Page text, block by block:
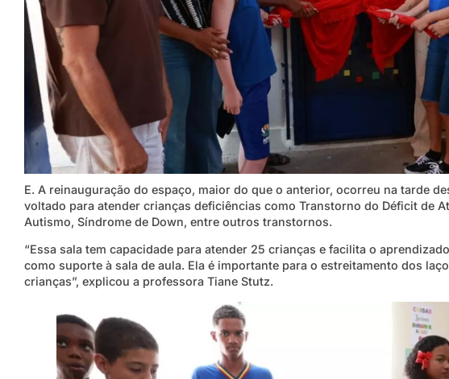
E. A reinauguração do espaço, maior do que o anterior, ocorreu na tarde
voltado para atender crianças deficiências como Transtorno do Déficit de
Autismo, Síndrome de Down, entre outros transtornos.
“Essa sala tem capacidade para atender 25 crianças e facilita o
como suporte à sala de aula. Ela é importante para o estreitamento dos
crianças”, explicou a professora Tiane Stutz.